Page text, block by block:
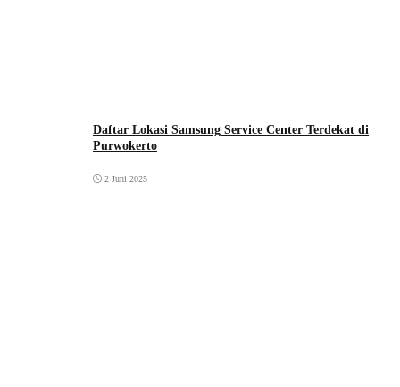
Daftar Lokasi Samsung Service Center Terdekat di
Purwokerto
2 Juni 2025